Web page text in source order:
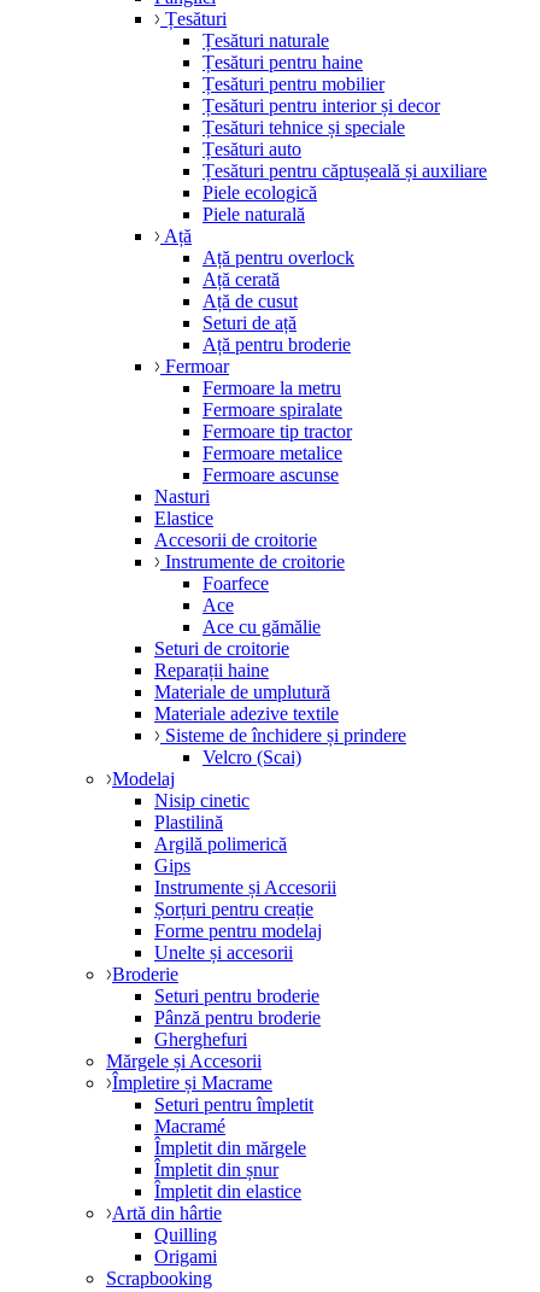
Țesături
Țesături naturale
Țesături pentru haine
Țesături pentru mobilier
Țesături pentru interior și decor
Țesături tehnice și speciale
Țesături auto
Țesături pentru căptușeală și auxiliare
Piele ecologică
Piele naturală
Ață
Ață pentru overlock
Ață cerată
Ață de cusut
Seturi de ață
Ață pentru broderie
Fermoar
Fermoare la metru
Fermoare spiralate
Fermoare tip tractor
Fermoare metalice
Fermoare ascunse
Nasturi
Elastice
Accesorii de croitorie
Instrumente de croitorie
Foarfece
Ace
Ace cu gămălie
Seturi de croitorie
Reparații haine
Materiale de umplutură
Materiale adezive textile
Sisteme de închidere și prindere
Velcro (Scai)
Modelaj
Nisip cinetic
Plastilină
Argilă polimerică
Gips
Instrumente și Accesorii
Șorțuri pentru creație
Forme pentru modelaj
Unelte și accesorii
Broderie
Seturi pentru broderie
Pânză pentru broderie
Gherghefuri
Mărgele și Accesorii
Împletire și Macrame
Seturi pentru împletit
Macramé
Împletit din mărgele
Împletit din șnur
Împletit din elastice
Artă din hârtie
Quilling
Origami
Scrapbooking